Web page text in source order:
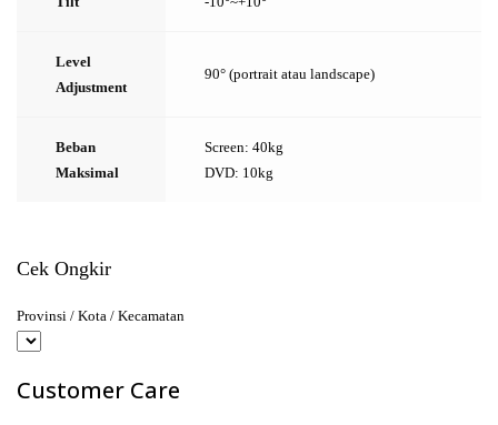
Level
Adjustment
90° (portrait atau landscape)
Beban
Maksimal
Screen: 40kg
DVD: 10kg
Cek Ongkir
Provinsi / Kota / Kecamatan
Customer Care